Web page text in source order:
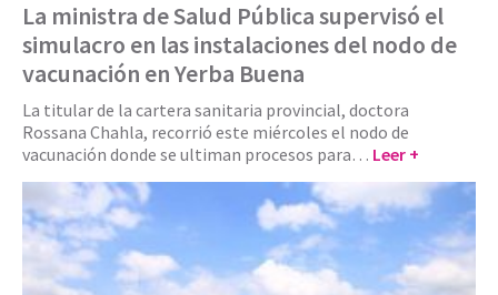
La ministra de Salud Pública supervisó el
simulacro en las instalaciones del nodo de
vacunación en Yerba Buena
La titular de la cartera sanitaria provincial, doctora
Rossana Chahla, recorrió este miércoles el nodo de
vacunación donde se ultiman procesos para… Leer +